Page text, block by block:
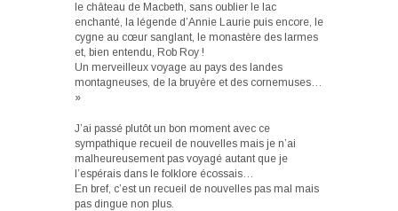
le château de Macbeth, sans oublier le lac
enchanté, la légende d’Annie Laurie puis encore, le
cygne au cœur sanglant, le monastère des larmes
et, bien entendu, Rob Roy !
Un merveilleux voyage au pays des landes
montagneuses, de la bruyère et des cornemuses…
»
J’ai passé plutôt un bon moment avec ce
sympathique recueil de nouvelles mais je n’ai
malheureusement pas voyagé autant que je
l’espérais dans le folklore écossais…
En bref, c’est un recueil de nouvelles pas mal mais
pas dingue non plus.